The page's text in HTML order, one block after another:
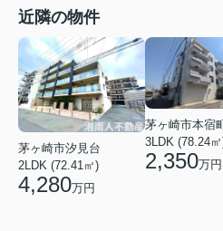
近隣の物件
茅ヶ崎市汐見台
2LDK (72.41㎡)
4,280万円
茅ヶ崎市本宿
3LDK (78.24
2,350万円